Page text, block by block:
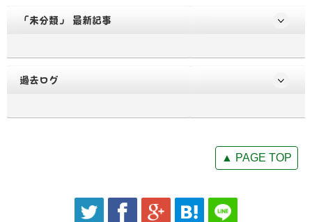
「未分類」 最新記事
過去ログ
▲ PAGE TOP